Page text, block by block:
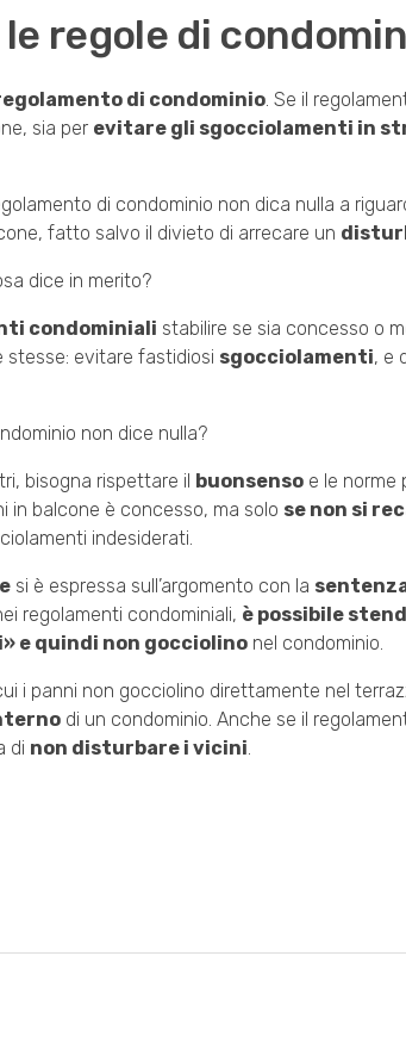
regole di
di condominio . Se il
sia per evitare gli sgocciolamenti in
di condominio non dica nulla a
fatto salvo il divieto di arrecare un
dice in merito?
condominiali stabilire se sia concesso o
stesse: evitare fastidiosi sgocciolamenti, e
non dice nulla?
bisogna rispettare il buonsenso e le norme
in balcone è concesso, ma solo se non si
indesiderati.
si è espressa sull’argomento con la
regolamenti condominiali, è possibile
e quindi non gocciolino nel condominio.
i panni non gocciolino direttamente nel
di un condominio. Anche se il
di non disturbare i vicini